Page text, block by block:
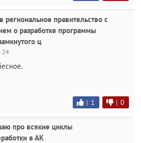
региональное правительство с
о разработке программы
ц
| 1 | 0
про всякие циклы
в АК